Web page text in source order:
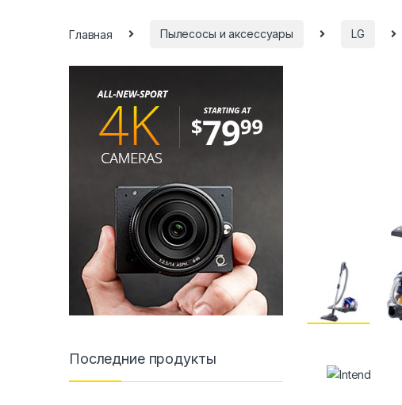
Главная Пылесосы и аксессуары LG
Последние продукты